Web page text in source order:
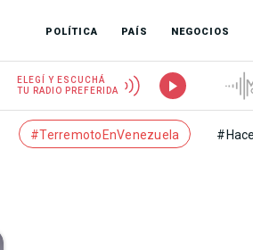
POLÍTICA PAÍS NEGOCIOS
ELEGÍ Y ESCUCHÁ
TU RADIO PREFERIDA
#TerremotoEnVenezuela